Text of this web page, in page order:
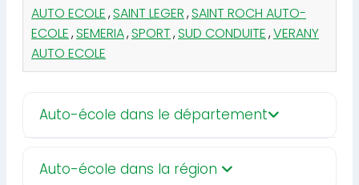
AUTO ECOLE,SAINT LEGER,SAINT ROCH AUTO-
ECOLE,SEMERIA,SPORT,SUD CONDUITE,VERANY
AUTO ECOLE
Auto-école dans le département
Auto-école dans la région